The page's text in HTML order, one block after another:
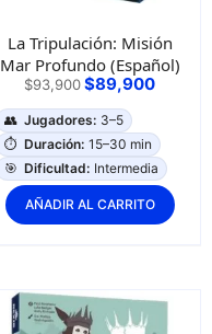
La Tripulación: Misión
Mar Profundo (Español)
$93,900$89,900
👥 Jugadores: 3–5
⏱️ Duración: 15–30 min
🎯 Dificultad: Intermedia
AÑADIR AL CARRITO